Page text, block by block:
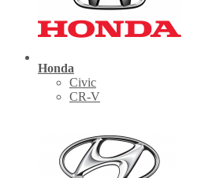
Honda
Civic
CR-V